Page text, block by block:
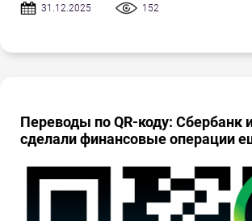
31.12.2025 152
Переводы по QR-коду: Сбербанк
сделали финансовые операции